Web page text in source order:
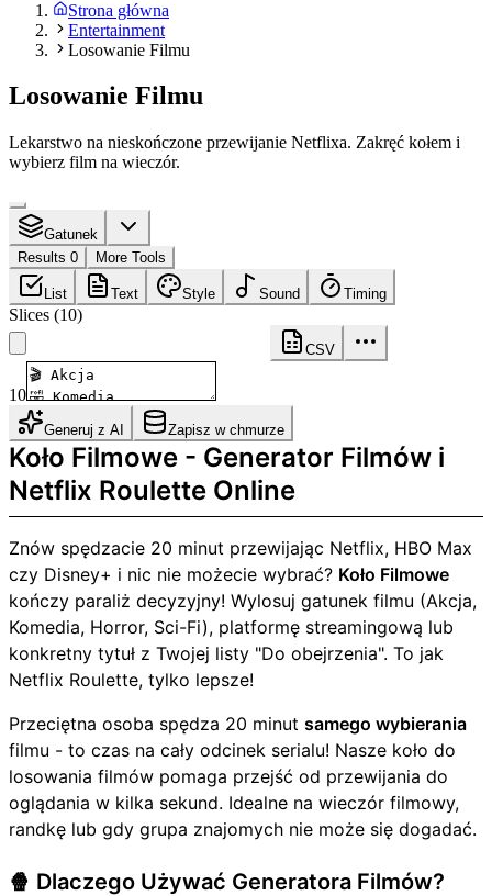
Strona główna
Entertainment
Losowanie Filmu
Losowanie Filmu
Lekarstwo na nieskończone przewijanie Netflixa. Zakręć kołem i
wybierz film na wieczór.
Gatunek
Results 0
More Tools
List Text Style Sound Timing
Slices (10)
CSV
10
Generuj z AI Zapisz w chmurze
Koło Filmowe - Generator Filmów i
Netflix Roulette Online
Znów spędzacie 20 minut przewijając Netflix, HBO Max
czy Disney+ i nic nie możecie wybrać? Koło Filmowe
kończy paraliż decyzyjny! Wylosuj gatunek filmu (Akcja,
Komedia, Horror, Sci-Fi), platformę streamingową lub
konkretny tytuł z Twojej listy "Do obejrzenia". To jak
Netflix Roulette, tylko lepsze!
Przeciętna osoba spędza 20 minut samego wybierania
filmu - to czas na cały odcinek serialu! Nasze koło do
losowania filmów pomaga przejść od przewijania do
oglądania w kilka sekund. Idealne na wieczór filmowy,
randkę lub gdy grupa znajomych nie może się dogadać.
🍿 Dlaczego Używać Generatora Filmów?